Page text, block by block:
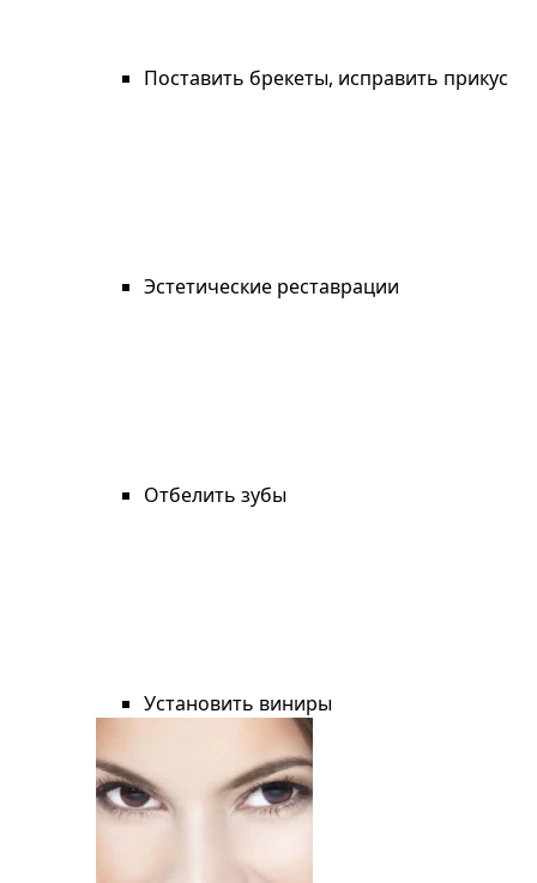
Поставить брекеты, исправить прикус
Эстетические реставрации
Отбелить зубы
Установить виниры